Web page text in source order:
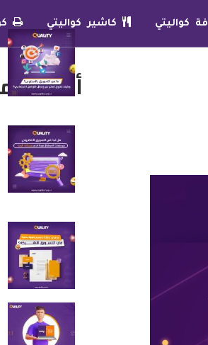
كواليتي كاشير كواليتي
أحدث